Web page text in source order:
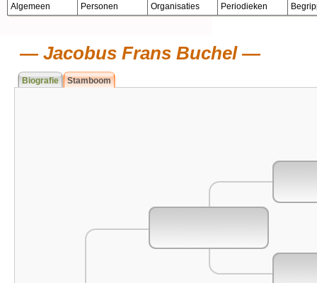
Algemeen Personen Organisaties Periodieken
Jacobus Frans Buchel
Biografie Stamboom